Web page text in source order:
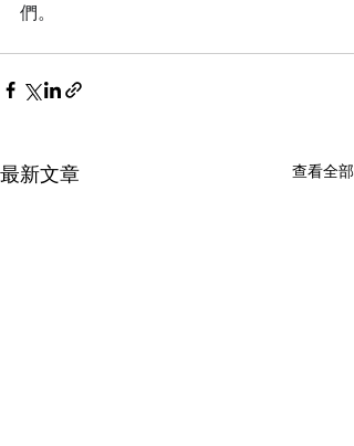
們。
最新文章 查看全部